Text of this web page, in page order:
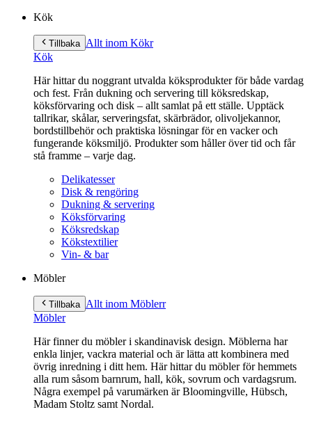
Kök
Tillbaka Allt inom Kökr
Kök
Här hittar du noggrant utvalda köksprodukter för både vardag
och fest. Från dukning och servering till köksredskap,
köksförvaring och disk – allt samlat på ett ställe. Upptäck
tallrikar, skålar, serveringsfat, skärbrädor, olivoljekannor,
bordstillbehör och praktiska lösningar för en vacker och
fungerande köksmiljö. Produkter som håller över tid och får
stå framme – varje dag.
Delikatesser
Disk & rengöring
Dukning & servering
Köksförvaring
Köksredskap
Kökstextilier
Vin- & bar
Möbler
Tillbaka Allt inom Möblerr
Möbler
Här finner du möbler i skandinavisk design. Möblerna har
enkla linjer, vackra material och är lätta att kombinera med
övrig inredning i ditt hem. Här hittar du möbler för hemmets
alla rum såsom barnrum, hall, kök, sovrum och vardagsrum.
Några exempel på varumärken är Bloomingville, Hübsch,
Madam Stoltz samt Nordal.